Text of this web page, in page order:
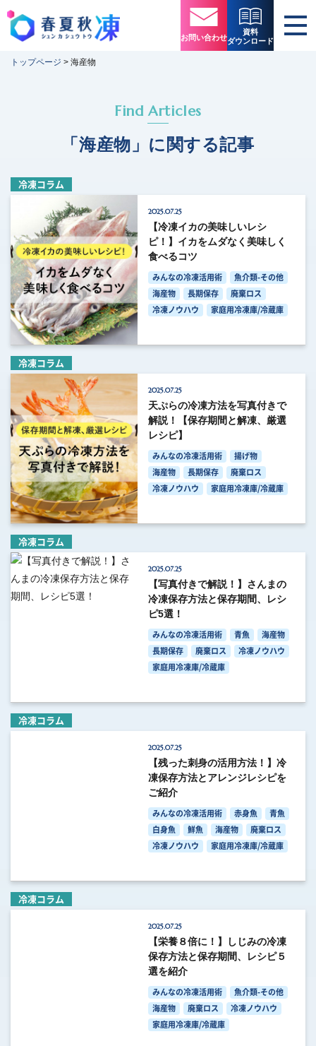
お問い合わせ
資料
ダウンロード
トップページ > 海産物
Find Articles
「海産物」に関する記事
冷凍コラム
2025.07.25
【冷凍イカの美味しいレシ
ピ！】イカをムダなく美味しく
食べるコツ
みんなの冷凍活用術
魚介類-その他
海産物
長期保存
廃棄ロス
冷凍ノウハウ
家庭用冷凍庫/冷蔵庫
冷凍コラム
2025.07.25
天ぷらの冷凍方法を写真付きで
解説！【保存期間と解凍、厳選
レシピ】
みんなの冷凍活用術
揚げ物
海産物
長期保存
廃棄ロス
冷凍ノウハウ
家庭用冷凍庫/冷蔵庫
冷凍コラム
2025.07.25
【写真付きで解説！】さんまの
冷凍保存方法と保存期間、レシ
ピ5選！
みんなの冷凍活用術 青魚
海産物
長期保存
廃棄ロス
冷凍ノウハウ
家庭用冷凍庫/冷蔵庫
冷凍コラム
2025.07.25
【残った刺身の活用方法！】冷
凍保存方法とアレンジレシピを
ご紹介
みんなの冷凍活用術 赤身魚
青魚
白身魚
鮮魚 海産物
廃棄ロス
冷凍ノウハウ
家庭用冷凍庫/冷蔵庫
冷凍コラム
2025.07.25
【栄養８倍に！】しじみの冷凍
保存方法と保存期間、レシピ５
選を紹介
みんなの冷凍活用術
魚介類-その他
海産物
廃棄ロス
冷凍ノウハウ
家庭用冷凍庫/冷蔵庫